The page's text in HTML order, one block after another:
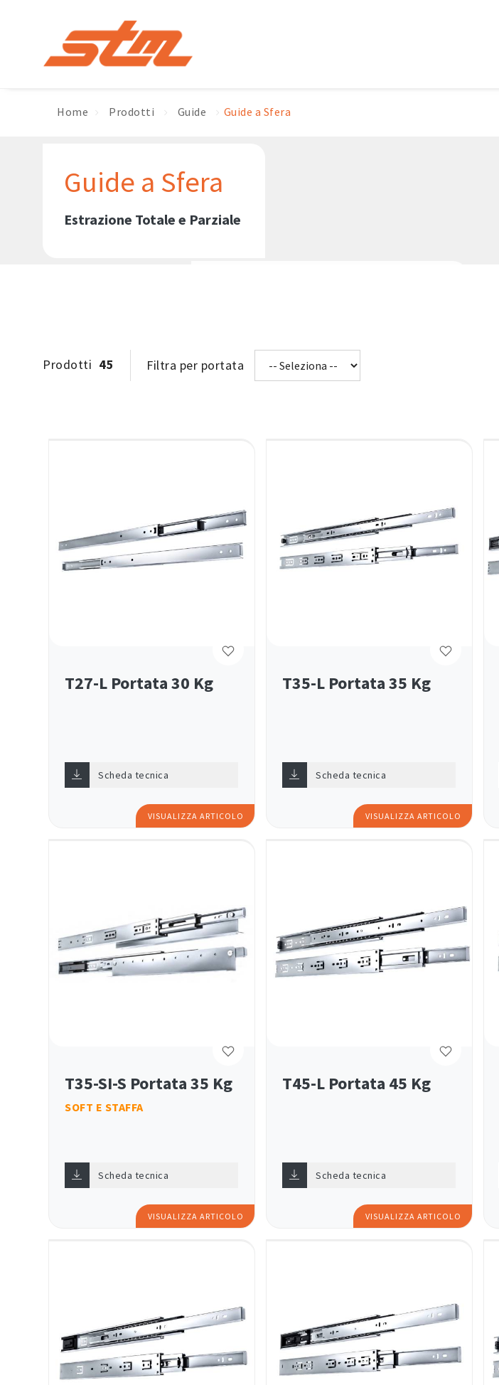
Home Prodotti Guide Guide a Sfera
Guide a Sfera
Estrazione Totale e Parziale
Prodotti 45 Filtra per portata
T27-L Portata 30 Kg
Scheda tecnica
VISUALIZZA ARTICOLO
T35-L Portata 35 Kg
Scheda tecnica
VISUALIZZA ARTICOLO
T35-SI-S Portata 35 Kg
SOFT E STAFFA
Scheda tecnica
VISUALIZZA ARTICOLO
T45-L Portata 45 Kg
Scheda tecnica
VISUALIZZA ARTICOLO